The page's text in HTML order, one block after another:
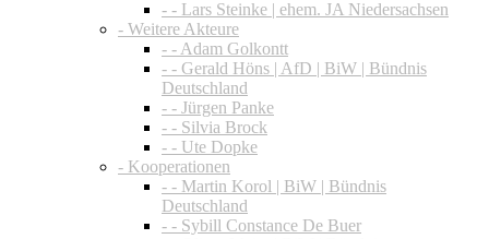
- - Lars Steinke | ehem. JA Niedersachsen
- Weitere Akteure
- - Adam Golkontt
- - Gerald Höns | AfD | BiW | Bündnis
Deutschland
- - Jürgen Panke
- - Silvia Brock
- - Ute Dopke
- Kooperationen
- - Martin Korol | BiW | Bündnis
Deutschland
- - Sybill Constance De Buer